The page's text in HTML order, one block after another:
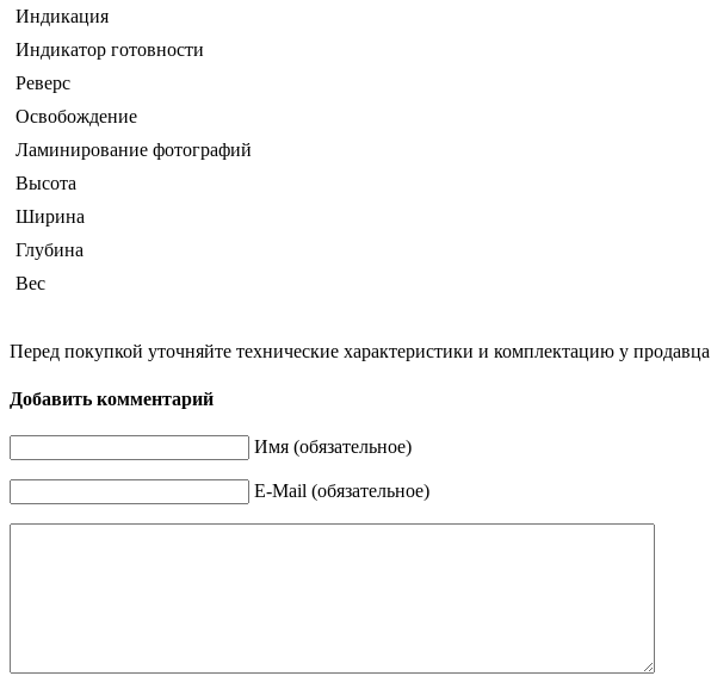
Индикация
Индикатор готовности
Реверс
Освобождение
Ламинирование фотографий
Высота
Ширина
Глубина
Вес
Перед покупкой уточняйте технические характеристики и комплектацию у продавца
Добавить комментарий
Имя (обязательное)
E-Mail (обязательное)